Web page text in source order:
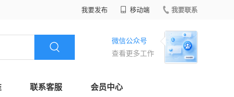
我要发布 移动端 我要联系
微信公众号
查看更多工作
联系客服 会员中心